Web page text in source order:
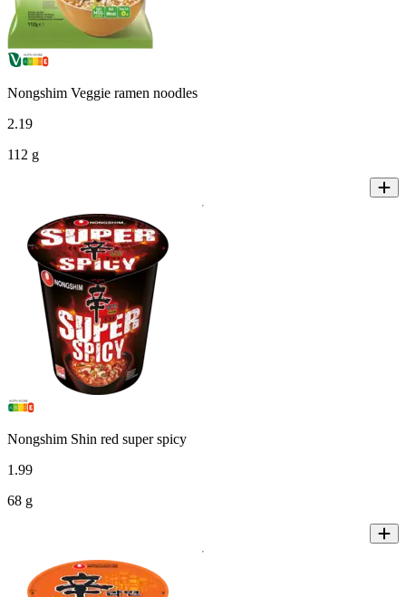
Nongshim Veggie ramen noodles
2.19
112 g
Nongshim Shin red super spicy
1 .99
68 g